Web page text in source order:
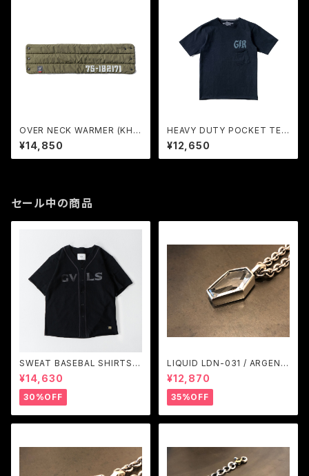
OVER NECK WARMER (KHA
KI GREEN) / GERUGA
¥14,850
HEAVY DUTY POCKET TEE
< PRODUCT DYEING > (BL
ACK) / GERUGA
¥12,650
セール中の商品
SWEAT BASEBAL SHIRTS
(BLACK) / GAVIAL
¥14,630
30%OFF
LIQUID LDN-031 / ARGENT
GLEAM
¥12,870
35%OFF